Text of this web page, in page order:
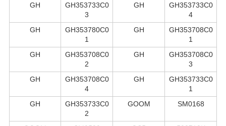
GH
GH353733C0
3
GH
GH353733C0
4
GH
GH353780C0
1
GH
GH353708C0
1
GH
GH353708C0
2
GH
GH353708C0
3
GH
GH353708C0
4
GH
GH353733C0
1
GH
GH353733C0
2
GOOM SM0168